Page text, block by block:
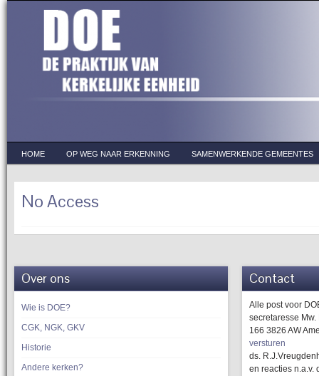
HOME OP WEG NAAR ERKENNING SAMENWERKENDE GEMEENTES
No Access
Over ons
Wie is DOE?
CGK, NGK, GKV
Historie
Andere kerken?
Contact
Alle post voor
secretaresse
166 3826 AW
versturen
ds.
en reacties n.a.v.